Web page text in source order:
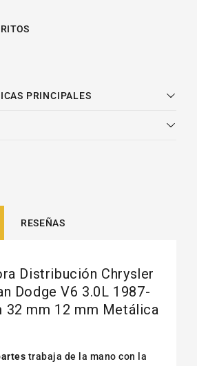
V6
PRINCIPALES
RESEÑAS
Distribución Chrysler
Dodge V6 3.0L 1987-
32 mm 12 mm Metálica
trabaja de la mano con la